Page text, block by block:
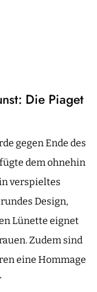
Die Piaget
gegen Ende des
dem ohnehin
verspieltes
Design,
Lünette eignet
Zudem sind
eine Hommage